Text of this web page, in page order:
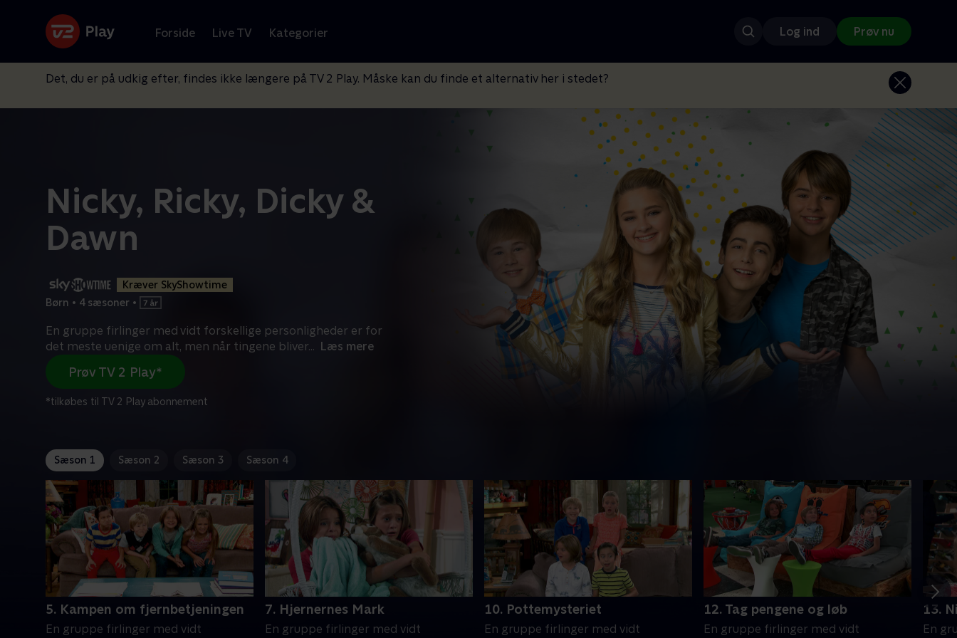
Forside Live TV Kategorier Log ind Prøv nu
Det, du er på udkig efter, findes ikke længere på TV 2 Play. Måske kan du finde et alternativ her i stedet?
Nicky, Ricky, Dicky &
Dawn
Kræver SkyShowtime
Børn • 4 sæsoner •
En gruppe firlinger med vidt forskellige personligheder er for
det meste uenige om alt, men når tingene bliver... Læs mere
Prøv TV 2 Play*
*tilkøbes til TV 2 Play abonnement
Sæson 1 Sæson 2 Sæson 3 Sæson 4
5. Kampen om fjernbetjeningen
En gruppe firlinger med vidt
7. Hjernernes Mark
En gruppe firlinger med vidt
10. Pottemysteriet
En gruppe firlinger med vidt
12. Tag pengene og løb
En gruppe firlinger med vidt
13.
En